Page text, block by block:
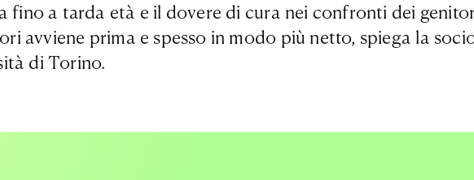
fino a tarda età e il dovere di cura nei confronti dei
avviene prima e spesso in modo più netto, spiega la
di Torino.